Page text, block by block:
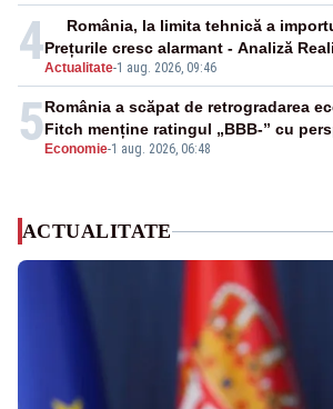
4Actualitate-1 aug. 2026, 09:46
România, la limita tehnică a
Prețurile cresc alarmant - Analiză
5 Economie-1 aug. 2026, 06:48
România a scăpat de retrogradarea
Fitch menține ratingul „BBB-” cu
ACTUALITATE